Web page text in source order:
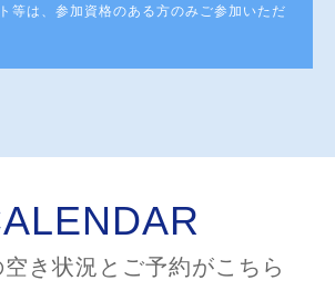
等は、参加資格のある方のみご参加いただ
き状況とご予約がこちら